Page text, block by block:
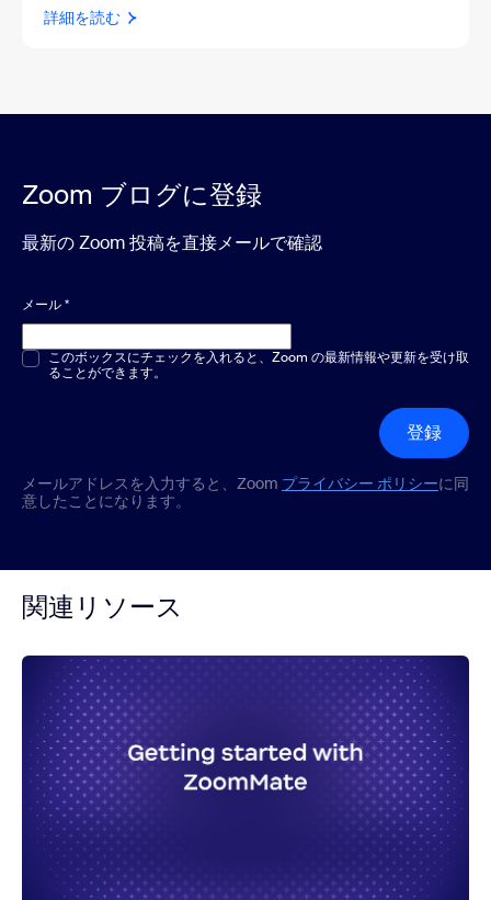
詳細を読む
Zoom ブログに登録
最新の Zoom 投稿を直接メールで確認
メール*
複数選択または単一選択*
このボックスにチェックを入れると、Zoom の最新情報や更新を受け取
ることができます。
登録
メールアドレスを入力すると、Zoom プライバシー ポリシーに同
意したことになります。
関連リソース